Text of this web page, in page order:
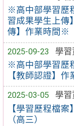
※高中部學習歷
習成果學生上傳
傳】作業時間※
2025-09-23
學
※高中部學習歷
【教師認證】
2025-03-05
學
【學習歷程檔
（高三）